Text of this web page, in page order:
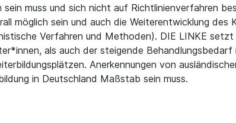
muss und sich nicht auf Richtlinienverfahren
möglich sein und auch die Weiterentwicklung des
Verfahren und Methoden). DIE LINKE
als auch der steigende
Anerkennungen von
in Deutschland Maßstab sein muss.